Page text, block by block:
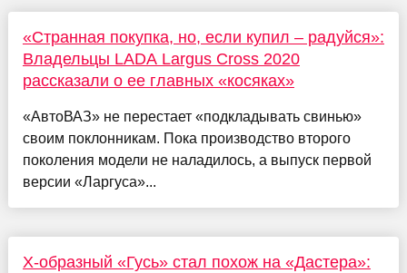
«Странная покупка, но, если купил – радуйся»:
Владельцы LADA Largus Cross 2020
рассказали о ее главных «косяках»
«АвтоВАЗ» не перестает «подкладывать свинью»
своим поклонникам. Пока производство второго
поколения модели не наладилось, а выпуск первой
версии «Ларгуса»...
Х-образный «Гусь» стал похож на «Дастера»: